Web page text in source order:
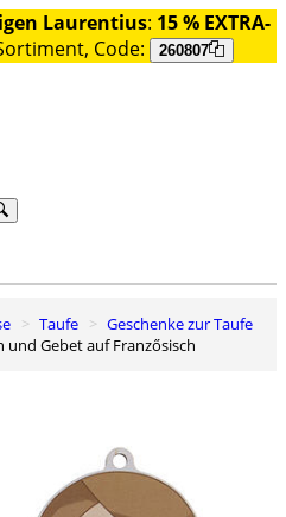
Laurentius: 15 % EXTRA-
Code: 260807
Taufe
Geschenke zur Taufe
und Gebet auf Franzősisch